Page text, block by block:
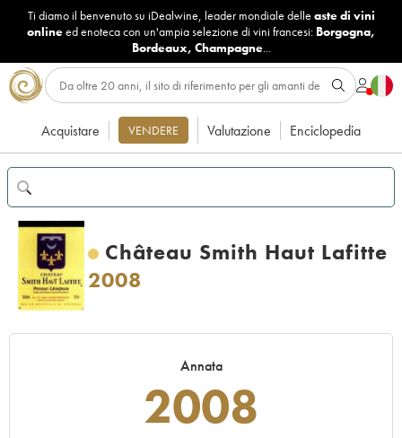
Ti diamo il benvenuto su iDealwine, leader mondiale delle aste di vini
onlineed enoteca con un'ampia selezione di vini francesi: Borgogna,
Bordeaux, Champagne...
Acquistare VENDERE Valutazione Enciclopedia
Château Smith Haut Lafitte
2008
Annata
2008